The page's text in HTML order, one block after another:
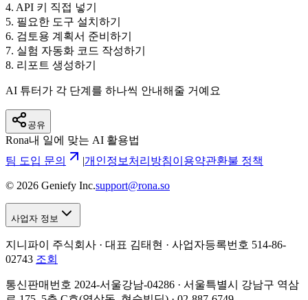
4. API 키 직접 넣기
5. 필요한 도구 설치하기
6. 검토용 계획서 준비하기
7. 실험 자동화 코드 작성하기
8. 리포트 생성하기
AI 튜터가 각 단계를 하나씩 안내해줄 거예요
공유
Rona내 일에 맞는 AI 활용법
팀 도입 문의
|개인정보처리방침이용약관환불 정책
© 2026 Geniefy Inc.support@rona.so
사업자 정보
지니파이 주식회사 · 대표 김태현 · 사업자등록번호 514-86-
02743 조회
통신판매번호 2024-서울강남-04286 · 서울특별시 강남구 역삼